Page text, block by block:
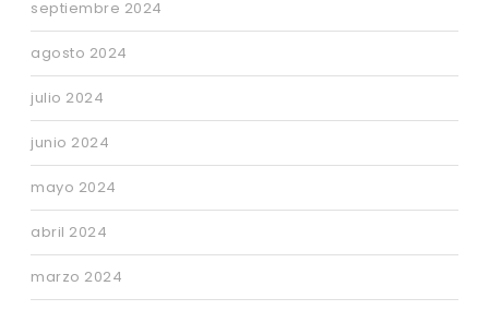
septiembre 2024
agosto 2024
julio 2024
junio 2024
mayo 2024
abril 2024
marzo 2024